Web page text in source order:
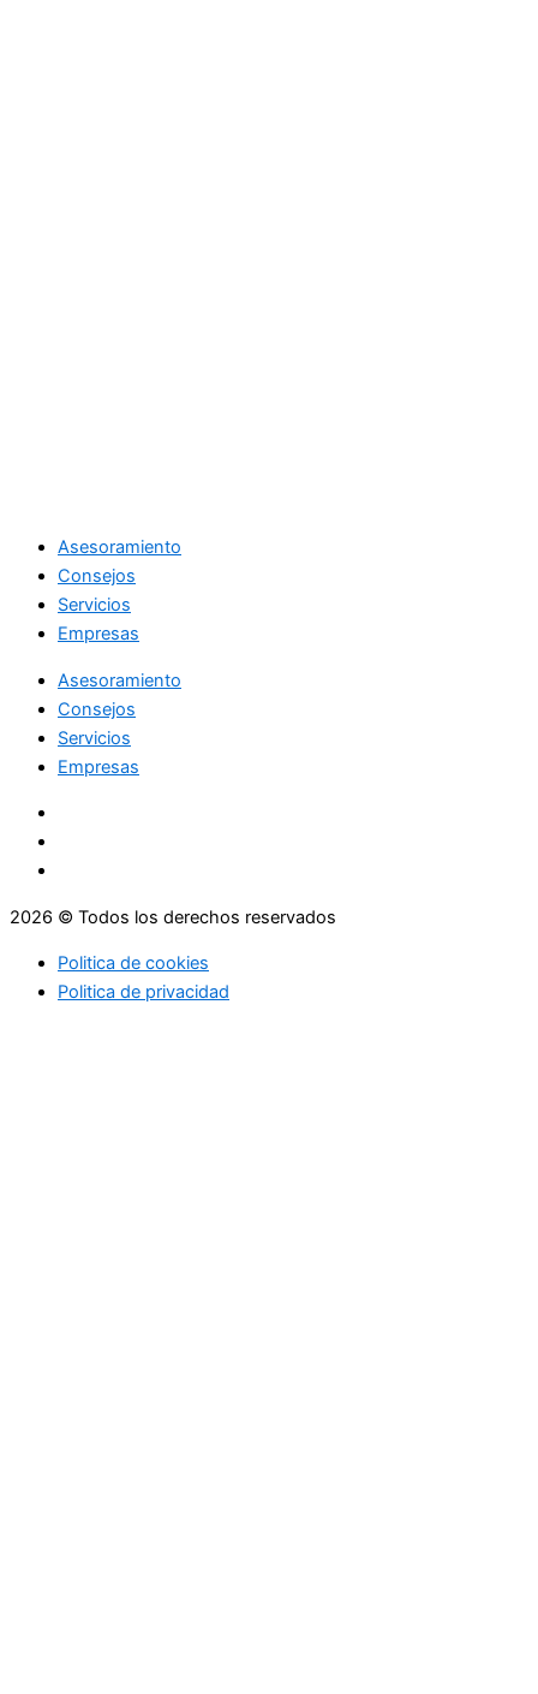
Asesoramiento
Consejos
Servicios
Empresas
Asesoramiento
Consejos
Servicios
Empresas
2026 © Todos los derechos reservados
Politica de cookies
Politica de privacidad